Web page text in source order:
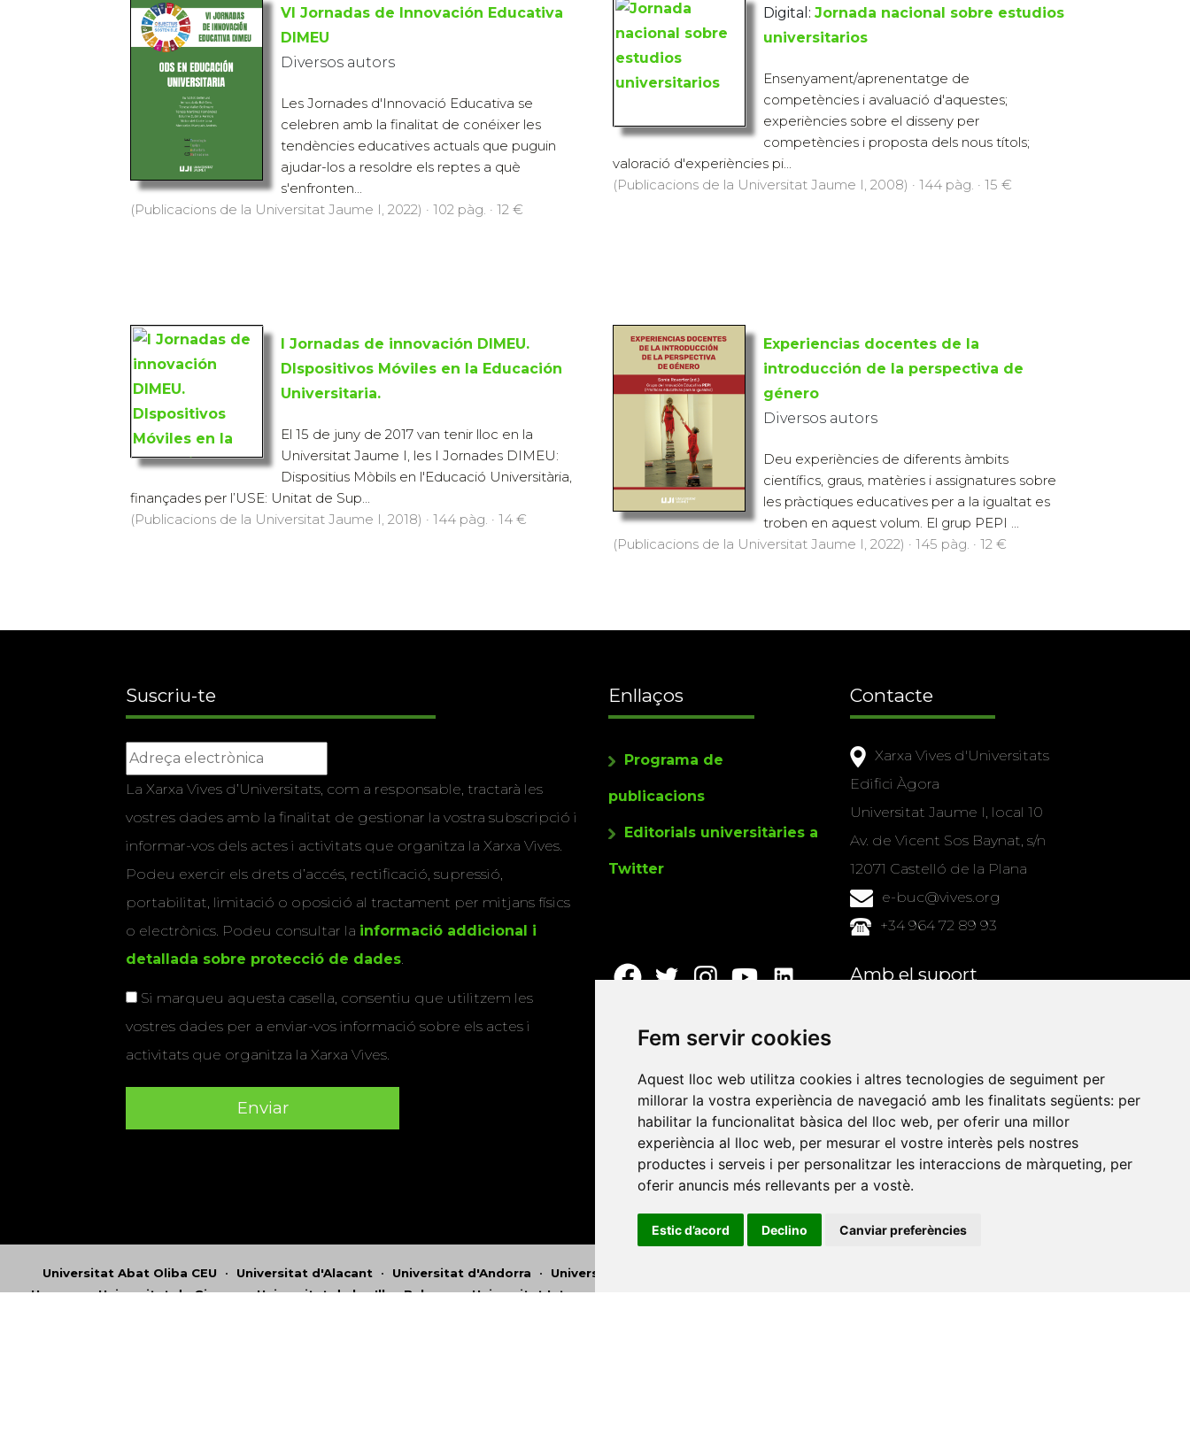
Fem servir cookies
Aquest lloc web utilitza cookies i altres tecnologies de seguiment per
millorar la vostra experiència de navegació amb les finalitats següents: per
habilitar la funcionalitat bàsica del lloc web, per oferir una millor
experiència al lloc web, per mesurar el vostre interès pels nostres
productes i serveis i per personalitzar les interaccions de màrqueting, per
oferir anuncis més rellevants per a vostè.
Estic d’acord Declino Canviar preferències
VI Jornadas de Innovación Educativa
DIMEU
Diversos autors
Les Jornades d'Innovació Educativa se
celebren amb la finalitat de conéixer les
tendències educatives actuals que puguin
ajudar-los a resoldre els reptes a què
s'enfronten...
(Publicacions de la Universitat Jaume I, 2022) · 102 pàg. · 12 €
Digital: Jornada nacional sobre estudios
universitarios
Ensenyament/aprenentatge de
competències i avaluació d'aquestes;
experiències sobre el disseny per
competències i proposta dels nous títols;
valoració d'experiències pi...
(Publicacions de la Universitat Jaume I, 2008) · 144 pàg. · 15 €
I Jornadas de innovación DIMEU.
DIspositivos Móviles en la Educación
Universitaria.
El 15 de juny de 2017 van tenir lloc en la
Universitat Jaume I, les I Jornades DIMEU:
Dispositius Mòbils en l'Educació Universitària,
finançades per l’USE: Unitat de Sup...
(Publicacions de la Universitat Jaume I, 2018) · 144 pàg. · 14 €
Experiencias docentes de la
introducción de la perspectiva de
género
Diversos autors
Deu experiències de diferents àmbits
científics, graus, matèries i assignatures sobre
les pràctiques educatives per a la igualtat es
troben en aquest volum. El grup PEPI ...
(Publicacions de la Universitat Jaume I, 2022) · 145 pàg. · 12 €
Suscriu-te
La Xarxa Vives d’Universitats, com a responsable, tractarà les
vostres dades amb la finalitat de gestionar la vostra subscripció i
informar-vos dels actes i activitats que organitza la Xarxa Vives.
Podeu exercir els drets d’accés, rectificació, supressió,
portabilitat, limitació o oposició al tractament per mitjans físics
o electrònics. Podeu consultar la informació addicional i
detallada sobre protecció de dades
Si marqueu aquesta casella, consentiu que utilitzem les
vostres dades per a enviar-vos informació sobre els actes i
activitats que organitza la Xarxa Vives.
Enllaços
Programa de
publicacions
Editorials universitàries a
Twitter
Contacte
Xarxa Vives d'Universitats
Edifici Àgora
Universitat Jaume I, local 10
Av. de Vicent Sos Baynat, s/n
12071 Castelló de la Plana
e-buc@vives.org
+34 964 72 89 93
Amb el suport
Universitat Abat Oliba CEU • Universitat d'Alacant • Universitat d'Andorra • Universitat Autònoma de Barcelona
Herrera•Universitat de Girona•Universitat de les Illes Balears•Universitat Internacional de Catalunya